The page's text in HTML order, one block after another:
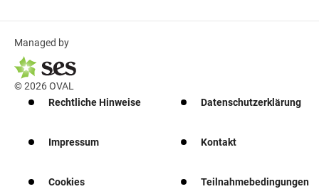
Managed by
© 2026 OVAL
Rechtliche Hinweise
Datenschutzerklärung
Impressum Kontakt
Cookies Teilnahmebedingungen